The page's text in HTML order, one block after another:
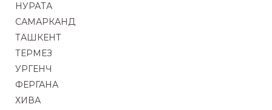
НУРАТА
САМАРКАНД
ТАШКЕНТ
ТЕРМЕЗ
УРГЕНЧ
ФЕРГАНА
ХИВА